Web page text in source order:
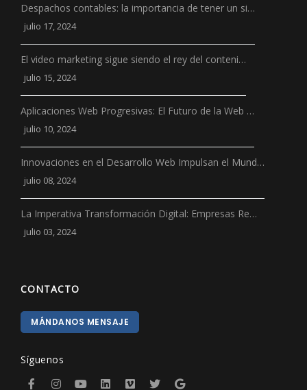
Despachos contables: la importancia de tener un si…
julio 17, 2024
El video marketing sigue siendo el rey del conteni…
julio 15, 2024
Aplicaciones Web Progresivas: El Futuro de la Web …
julio 10, 2024
Innovaciones en el Desarrollo Web Impulsan el Mund…
julio 08, 2024
La Imperativa Transformación Digital: Empresas Re…
julio 03, 2024
CONTACTO
MÁNDANOS MENSAJE
Síguenos